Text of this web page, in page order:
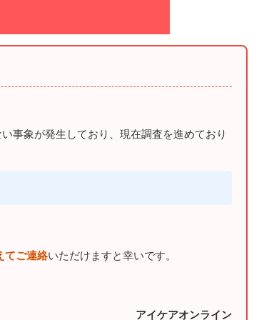
事象が発生しており、現在調査を進めており
てご連絡いただけますと幸いです。
アイケアオンライン